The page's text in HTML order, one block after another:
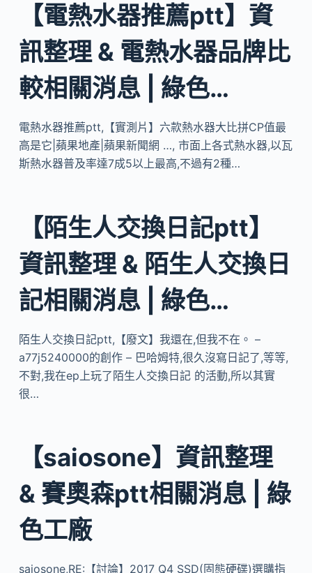
【電熱水器推薦ptt】資
訊整理 & 電熱水器品牌比
較相關消息 | 綠色…
電熱水器推薦ptt,【實測片】六款熱水器大比拼CP值最
高是它|蘋果地產|蘋果新聞網 …, 市面上各式熱水器,以瓦
斯熱水器普及率達7成5以上最高,不過有2種…
【陌生人交換日記ptt】
資訊整理 & 陌生人交換日
記相關消息 | 綠色…
陌生人交換日記ptt,【廢文】我還在,但我不在。 –
a77j5240000的創作 – 巴哈姆特,很久沒寫日記了,等等,
不對,我在ep上玩了陌生人交換日記 的活動,所以其實
很…
【saiosone】資訊整理
& 賽奧森ptt相關消息 | 綠
色工廠
saiosone,RE:【討論】2017 Q4 SSD(固態硬碟)選購指